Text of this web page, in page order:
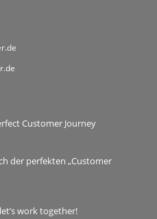
Customer Journey
der perfekten „Customer
work together!